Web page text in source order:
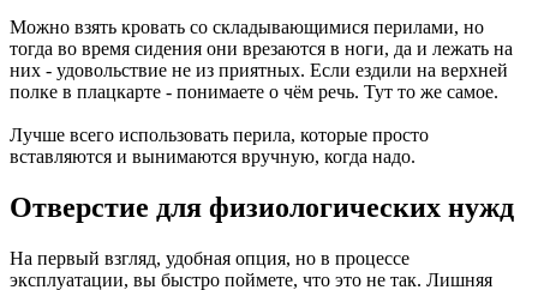
Можно взять кровать со складывающимися перилами, но
тогда во время сидения они врезаются в ноги, да и лежать на
них - удовольствие не из приятных. Если ездили на верхней
полке в плацкарте - понимаете о чём речь. Тут то же самое.
Лучше всего использовать перила, которые просто
вставляются и вынимаются вручную, когда надо.
Отверстие для физиологических нужд
На первый взгляд, удобная опция, но в процессе
эксплуатации, вы быстро поймете, что это не так. Лишняя